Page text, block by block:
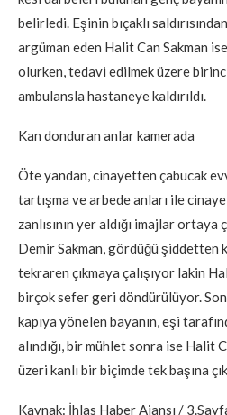
belirledi. Eşinin bıçaklı
argüman eden Halit Can Sakman
olurken, tedavi edilmek üzere
ambulansla hastaneye kaldırıldı.
Kan donduran anlar kamerada
Öte yandan, cinayetten çabucak
tartışma ve arbede anları ile
zanlısının yer aldığı imajlar ortaya
Demir Sakman, gördüğü şiddetten
tekraren çıkmaya çalışıyor lakin
birçok sefer geri döndürülüyor.
kapıya yönelen bayanın, eşi
alındığı, bir mühlet sonra ise Halit
üzeri kanlı bir biçimde tek başına
Kaynak: İhlas Haber Ajansı /